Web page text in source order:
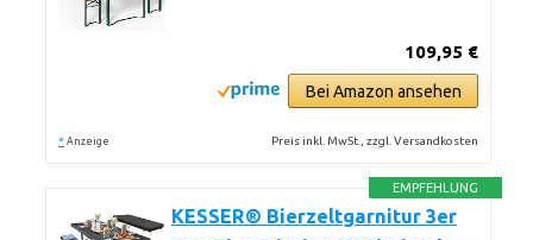
109,95 €
Bei Amazon ansehen
* Anzeige Preis inkl. MwSt., zzgl. Versandkosten
EMPFEHLUNG
KESSER® Bierzeltgarnitur 3er